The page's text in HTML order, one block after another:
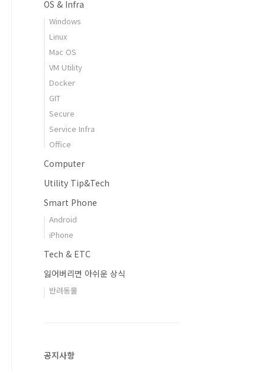
OS & Infra
Windows
Linux
Mac OS
VM Utility
Docker
GIT
Secure
Service Infra
Office
Computer
Utility Tip&Tech
Smart Phone
Android
iPhone
Tech & ETC
잃어버리면 아쉬운 상식
반려동물
공지사항